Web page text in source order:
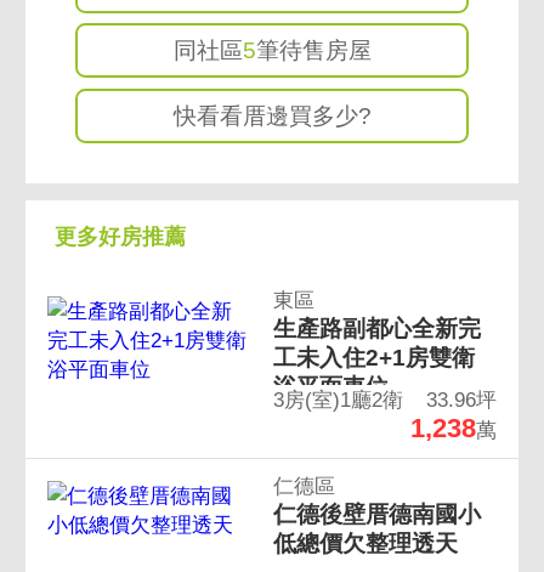
同社區5筆待售房屋
快看看厝邊買多少?
更多好房推薦
東區
生產路副都心全新完
工未入住2+1房雙衛
浴平面車位
3房(室)1廳2衛 33.96坪
1,238萬
仁德區
仁德後壁厝德南國小
低總價欠整理透天